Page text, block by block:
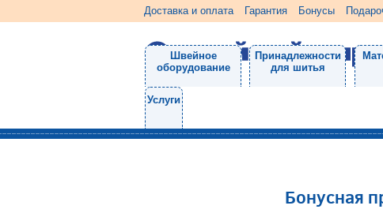
Доставка и оплата Гарантия Бонусы
Швейное
оборудование
Принадлежности
для шитья
Услуги
Бонусная